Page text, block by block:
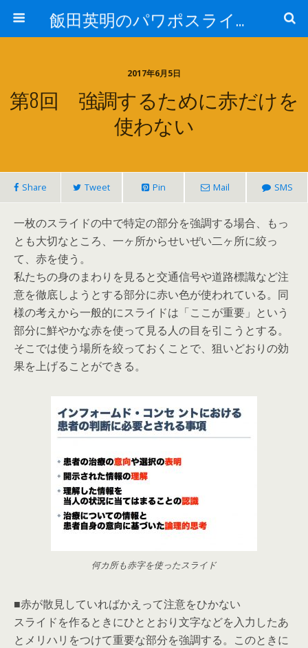
飯田英明のパワポスライド パワーアップ道場
2017年6月5日
第8回 強調するために赤だけを
使わない
Share Tweet Pin Mail SMS
一枚のスライドの中で特定の部分を強調する場合、もっ
とも大切なところ、一ヶ所からせいぜい二ヶ所に絞っ
て、赤を使う。
私たちの身のまわりを見ると交通信号や道路標識など注
意を徹底しようとする部分に赤い色が使われている。同
様の考えから一般的にスライドは「ここが重要」という
部分に鮮やかな赤を使って見る人の目を引こうとする。
そこでは使う場所を絞っておくことで、狙いどおりの効
果を上げることができる。
何カ所も赤字を使ったスライド
■赤が散見していればかえって注意をひかない
スライドを作るときにひととおり文字などを入力したあ
とメリハリをつけて重要な部分を強調する。このときに